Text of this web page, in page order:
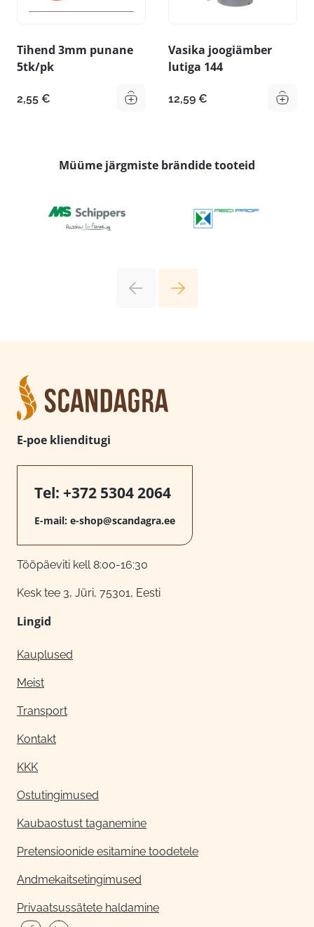
Tihend 3mm punane
5tk/pk
2,55 €
Vasika joogiämber
lutiga 144
12,59 €
Müüme järgmiste brändide tooteid
E-poe klienditugi
Tel: +372 5304 2064
E-mail: e-shop@scandagra.ee
Tööpäeviti kell 8:00-16:30
Kesk tee 3, Jüri, 75301, Eesti
Lingid
Kauplused
Meist
Transport
Kontakt
KKK
Ostutingimused
Kaubaostust taganemine
Pretensioonide esitamine toodetele
Andmekaitsetingimused
Privaatsussätete haldamine